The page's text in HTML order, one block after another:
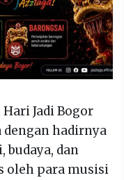
Jadi Bogor
dengan hadirnya
budaya, dan
oleh para musisi